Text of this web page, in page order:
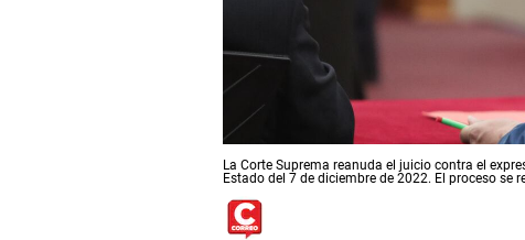
La Corte Suprema reanuda el juicio contra el
Estado del 7 de diciembre de 2022. El proceso